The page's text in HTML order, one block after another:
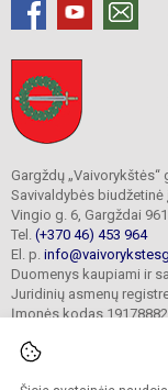
Gargždų „Vaivorykštės“
Savivaldybės biudžetinė
Vingio g. 6, Gargždai
Tel. (+370 46) 453 964
El. p.
Duomenys kaupiami ir
Juridinių asmenų
Įmonės kodas